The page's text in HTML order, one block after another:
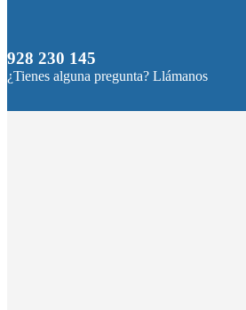
928 230 145
¿Tienes alguna pregunta? Llámanos